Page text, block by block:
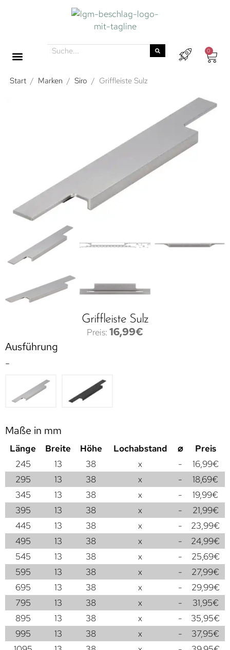
0
Start / Marken / Siro / Griffleiste Sulz
Griffleiste Sulz
16,99€
Ausführung
-
Maße in mm
Länge Breite Höhe Lochabstand ⌀
Preis
245
13 38 x - 16,99€
295
13 38 x - 18,69€
345
13 38 x - 19,99€
395
13 38 x - 21,99€
445
13 38 x - 23,99€
495
13 38 x - 24,99€
545
13 38 x - 25,69€
595
13 38 x - 27,99€
695
13 38 x - 29,99€
795
13 38 x - 31,95€
895
13 38 x - 35,95€
995
13 38 x - 37,95€